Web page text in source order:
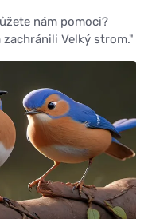
nám pomoci?
Velký strom."